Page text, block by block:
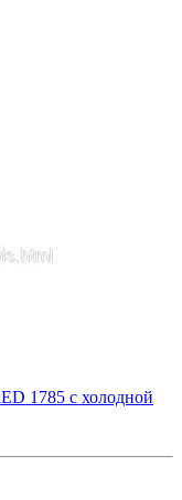
1785 с холодной